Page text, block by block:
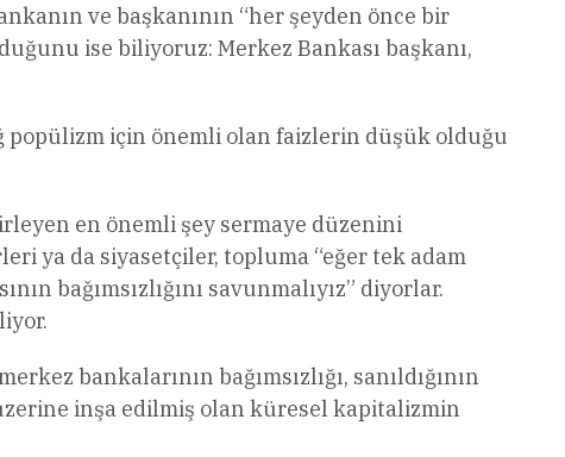
ve başkanının “her şeyden önce bir
ise biliyoruz: Merkez Bankası başkanı,
popülizm için önemli olan faizlerin düşük olduğu
en önemli şey sermaye düzenini
ya da siyasetçiler, topluma “eğer tek adam
bağımsızlığını savunmalıyız” diyorlar.
bankalarının bağımsızlığı, sanıldığının
inşa edilmiş olan küresel kapitalizmin